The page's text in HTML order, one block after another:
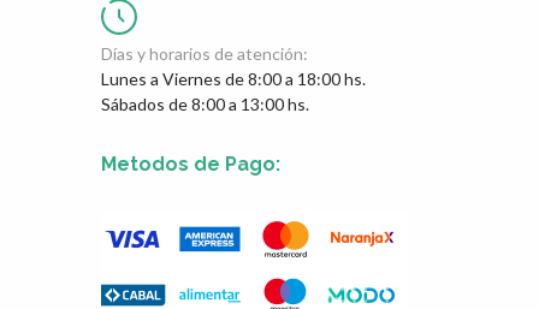
Días y horarios de atención:
Lunes a Viernes de 8:00 a 18:00 hs.
Sábados de 8:00 a 13:00 hs.
Metodos de Pago: